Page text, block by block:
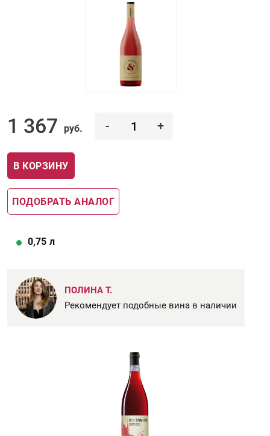
1 367 руб. - +
В КОРЗИНУ
ПОДОБРАТЬ АНАЛОГ
0,75 л
ПОЛИНА Т.
Рекомендует подобные вина в наличии